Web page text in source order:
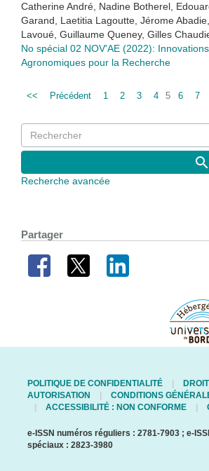
Catherine André, Nadine Botherel,
Garand, Laetitia Lagoutte, Jérome
Lavoué, Guillaume Queney, Gilles
No spécial 02 NOV'AE (2022):
Agronomiques pour la Recherche
<< Précédent 1 2 3 4 5 6 7
Recherche avancée
Partager
POLITIQUE DE CONFIDENTIALITÉ
AUTORISATION
CONDITIONS
ACCESSIBILITÉ : NON CONFORME
e-ISSN numéros réguliers : 2781-7903 ; e-
spéciaux : 2823-3980